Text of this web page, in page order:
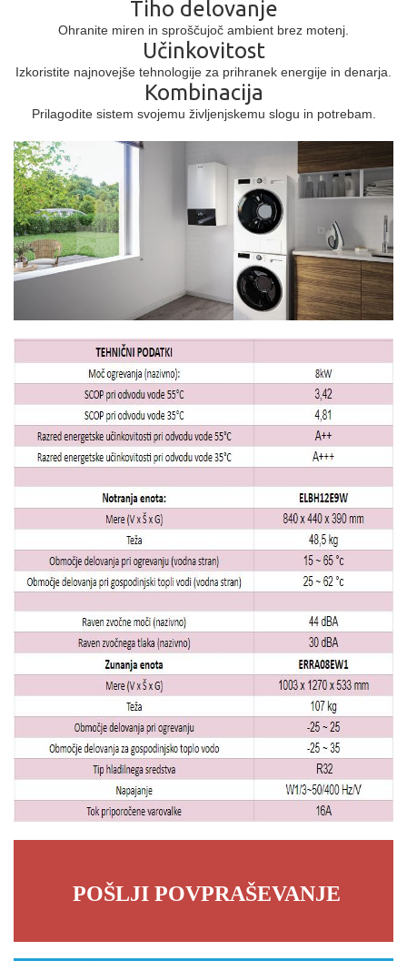
Tiho delovanje
Ohranite miren in sproščujoč ambient brez motenj.
Učinkovitost
Izkoristite najnovejše tehnologije za prihranek energije in denarja.
Kombinacija
Prilagodite sistem svojemu življenjskemu slogu in potrebam.
POŠLJI POVPRAŠEVANJE